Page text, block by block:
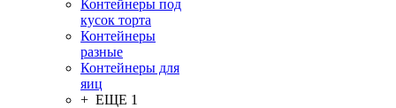
Контейнеры под
кусок торта
Контейнеры
разные
Контейнеры для
яиц
+ ЕЩЕ 1